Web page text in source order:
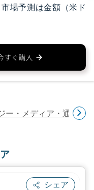
場予測は金額（米ド
ー・メディア・通信研
シェア